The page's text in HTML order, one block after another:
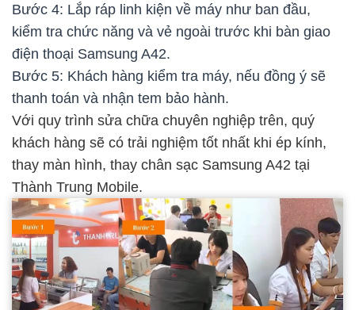
Bước 4: Lắp ráp linh kiện về máy như ban đầu,
kiểm tra chức năng và vẻ ngoài trước khi bàn giao
điện thoại Samsung A42.
Bước 5: Khách hàng kiểm tra máy, nếu đồng ý sẽ
thanh toán và nhận tem bảo hành.
Với quy trình sửa chữa chuyên nghiệp trên, quý
khách hàng sẽ có trải nghiệm tốt nhất khi ép kính,
thay màn hình, thay chân sạc Samsung A42 tại
Thành Trung Mobile.